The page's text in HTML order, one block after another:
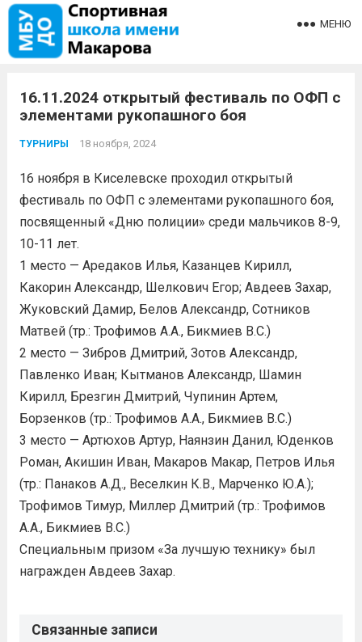
МЕНЮ
16.11.2024 открытый фестиваль по ОФП с
элементами рукопашного боя
ТУРНИРЫ 18 ноября, 2024
16 ноября в Киселевске проходил открытый
фестиваль по ОФП с элементами рукопашного боя,
посвященный «Дню полиции» среди мальчиков 8-9,
10-11 лет.
1 место — Аредаков Илья, Казанцев Кирилл,
Какорин Александр, Шелкович Егор; Авдеев Захар,
Жуковский Дамир, Белов Александр, Сотников
Матвей (тр.: Трофимов А.А., Бикмиев В.С.)
2 место — Зибров Дмитрий, Зотов Александр,
Павленко Иван; Кытманов Александр, Шамин
Кирилл, Брезгин Дмитрий, Чупинин Артем,
Борзенков (тр.: Трофимов А.А., Бикмиев В.С.)
3 место — Артюхов Артур, Наянзин Данил, Юденков
Роман, Акишин Иван, Макаров Макар, Петров Илья
(тр.: Панаков А.Д., Веселкин К.В., Марченко Ю.А.);
Трофимов Тимур, Миллер Дмитрий (тр.: Трофимов
А.А., Бикмиев В.С.)
Специальным призом «За лучшую технику» был
награжден Авдеев Захар.
Связанные записи